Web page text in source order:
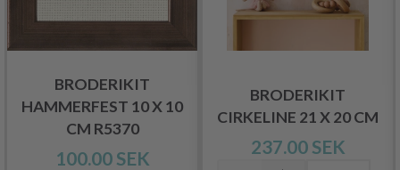
BRODERIKIT
HAMMERFEST 10 X 10
CM R5370
100.00 SEK
BRODERIKIT
CIRKELINE 21 X 20 CM
237.00 SEK